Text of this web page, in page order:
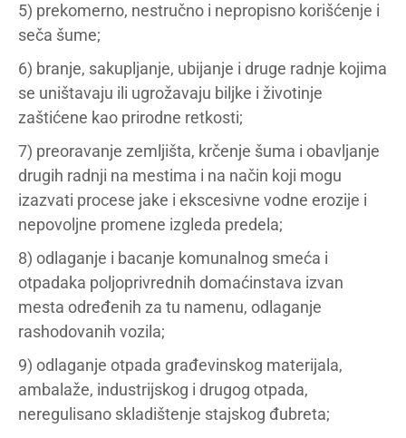
5) prekomerno, nestručno i nepropisno korišćenje i
seča šume;
6) branje, sakupljanje, ubijanje i druge radnje kojima
se uništavaju ili ugrožavaju biljke i životinje
zaštićene kao prirodne retkosti;
7) preoravanje zemljišta, krčenje šuma i obavljanje
drugih radnji na mestima i na način koji mogu
izazvati procese jake i ekscesivne vodne erozije i
nepovoljne promene izgleda predela;
8) odlaganje i bacanje komunalnog smeća i
otpadaka poljoprivrednih domaćinstava izvan
mesta određenih za tu namenu, odlaganje
rashodovanih vozila;
9) odlaganje otpada građevinskog materijala,
ambalaže, industrijskog i drugog otpada,
neregulisano skladištenje stajskog đubreta;